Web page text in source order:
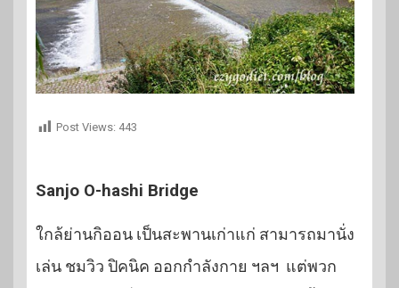
Post Views: 443
Sanjo O-hashi Bridge
ใกล้ย่านกิออน เป็นสะพานเก่าแก่ สามารถมานั่ง
เล่น ชมวิว ปิคนิค ออกกำลังกาย ฯลฯ แต่พวก